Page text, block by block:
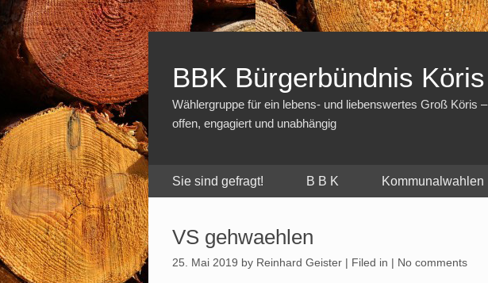
BBK Bürgerbündnis Köris
Wählergruppe für ein lebens- und liebenswertes Groß Köris –
offen, engagiert und unabhängig
Sie sind gefragt! B B K Kommunalwahlen
VS gehwaehlen
25. Mai 2019 by Reinhard Geister | Filed in | No comments